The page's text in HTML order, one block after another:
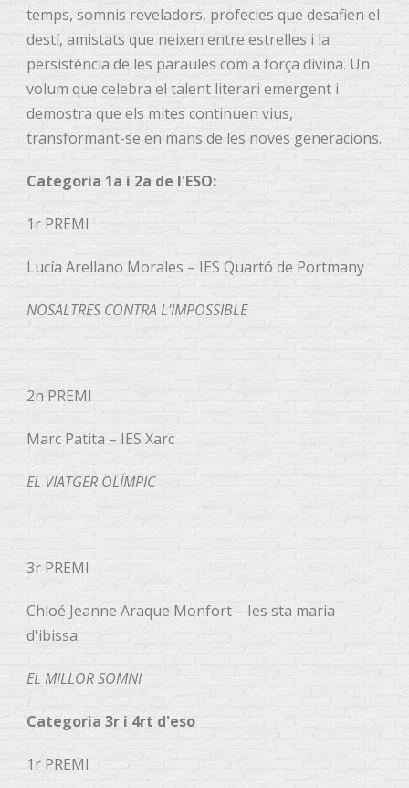
temps, somnis reveladors, profecies que desafien el
destí, amistats que neixen entre estrelles i la
persistència de les paraules com a força divina. Un
volum que celebra el talent literari emergent i
demostra que els mites continuen vius,
transformant-se en mans de les noves generacions.
Categoria 1a i 2a de l'ESO:
1r PREMI
Lucía Arellano Morales – IES Quartó de Portmany
NOSALTRES CONTRA L'IMPOSSIBLE
2n PREMI
Marc Patita – IES Xarc
EL VIATGER OLÍMPIC
3r PREMI
Chloé Jeanne Araque Monfort – Ies sta maria
d'ibissa
EL MILLOR SOMNI
Categoria 3r i 4rt d'eso
1r PREMI